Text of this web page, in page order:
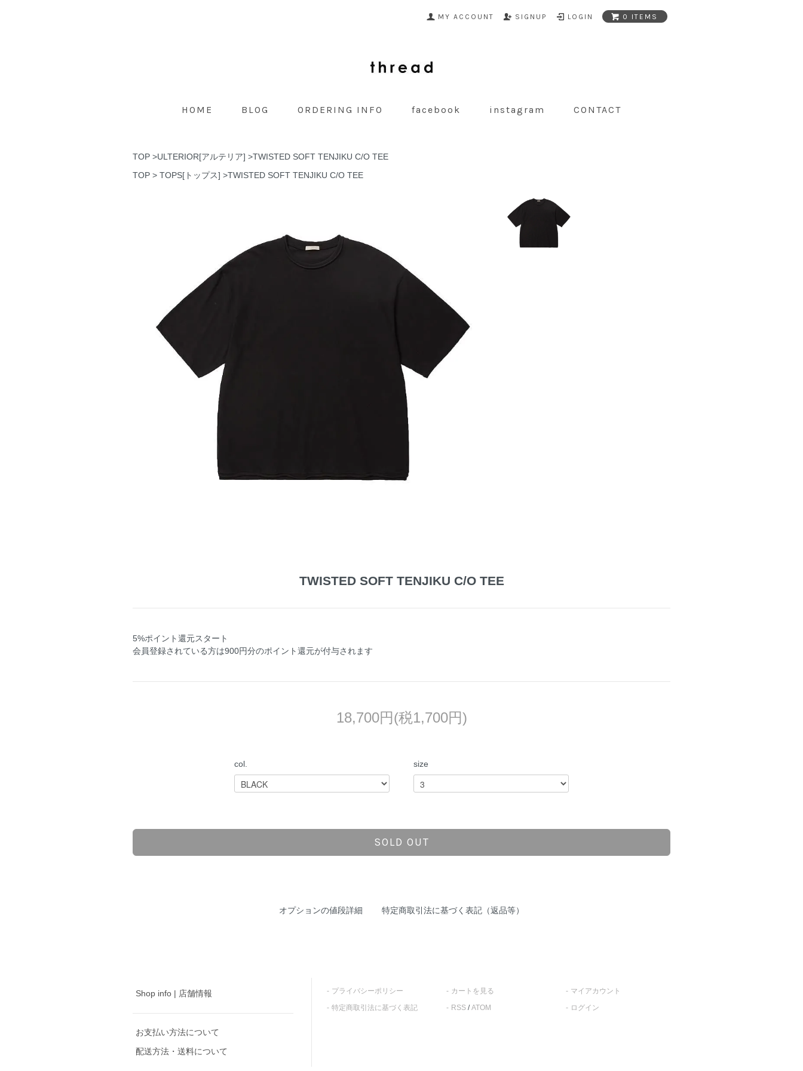
MY ACCOUNT SIGNUP LOGIN 0 ITEMS
HOME BLOG ORDERING INFO facebook instagram CONTACT
TOP >ULTERIOR[アルテリア] >TWISTED SOFT TENJIKU C/O TEE
TOP > TOPS[トップス] >TWISTED SOFT TENJIKU C/O TEE
TWISTED SOFT TENJIKU C/O TEE
5%ポイント還元スタート
会員登録されている方は900円分のポイント還元が付与されます
18,700円(税1,700円)
col. size
SOLD OUT
オプションの値段詳細 特定商取引法に基づく表記（返品等）
Shop info | 店舗情報
お支払い方法について
配送方法・送料について
プライバシーポリシー
特定商取引法に基づく表記
カートを見る
RSS/ATOM
マイアカウント
ログイン